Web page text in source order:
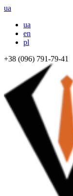
ua
ua
en
pl
+38 (096) 791-79-41